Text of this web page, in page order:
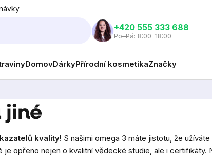
‭+420 555 333 688
Po–Pá: 8:00–18:00
DomovDárkyPřírodní kosmetikaZnačky
jiné
kvality! S našimi omega 3 máte jistotu, že užíváte
opřeno nejen o kvalitní vědecké studie, ale i certifikáty.